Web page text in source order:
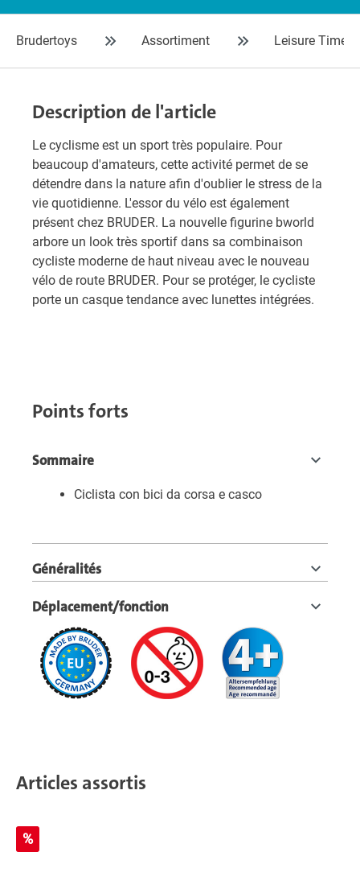
Brudertoys Assortiment Leisure Time
Description de l'article
Le cyclisme est un sport très populaire. Pour
beaucoup d'amateurs, cette activité permet de se
détendre dans la nature afin d'oublier le stress de la
vie quotidienne. L'essor du vélo est également
présent chez BRUDER. La nouvelle figurine bworld
arbore un look très sportif dans sa combinaison
cycliste moderne de haut niveau avec le nouveau
vélo de route BRUDER. Pour se protéger, le cycliste
porte un casque tendance avec lunettes intégrées.
Points forts
Sommaire
Ciclista con bici da corsa e casco
Généralités
Déplacement/fonction
Articles assortis
%